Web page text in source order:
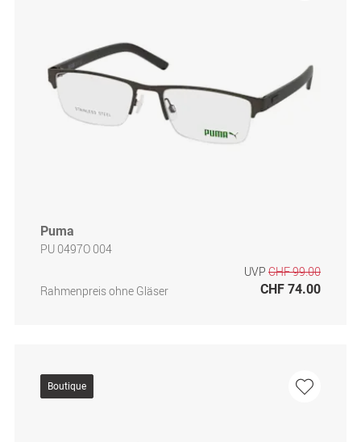
Puma
PU 0497O 004
Rahmenpreis ohne Gläser
UVP CHF 99.00
CHF 74.00
Boutique